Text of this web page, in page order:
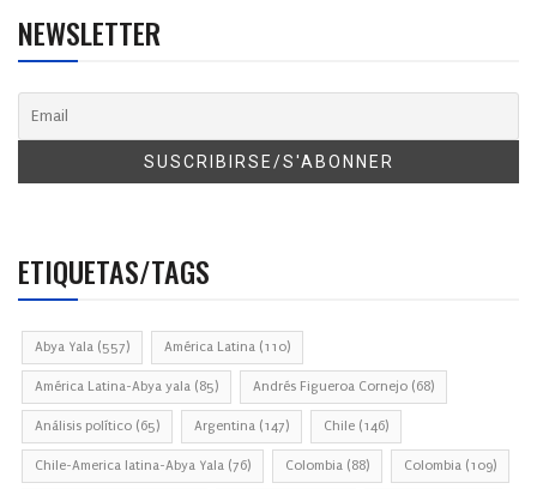
NEWSLETTER
ETIQUETAS/TAGS
Abya Yala (557) América Latina (110)
América Latina-Abya yala (85) Andrés Figueroa Cornejo (68)
Análisis político (65) Argentina (147) Chile (146)
Chile-America latina-Abya Yala (76) Colombia (88) Colombia (109)